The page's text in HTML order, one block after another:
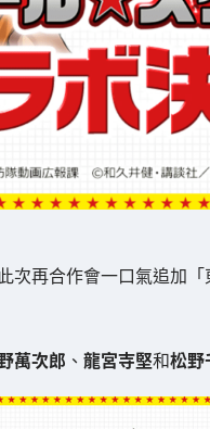
次再合作會一口氣追加
萬次郎 、 龍宮寺堅和松野